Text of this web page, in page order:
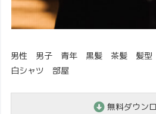
男性 男子 青年 黒髪 茶髪 髪型
白シャツ 部屋
無料ダウン